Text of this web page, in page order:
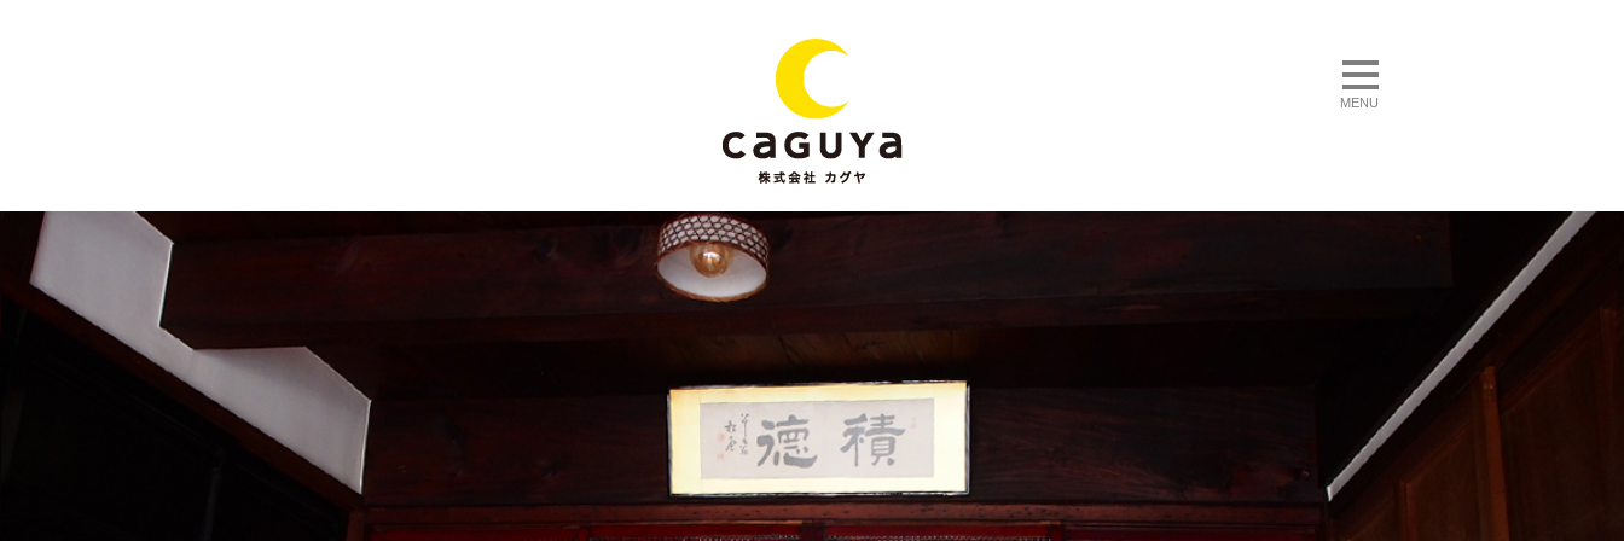
toggle navigation
MENU